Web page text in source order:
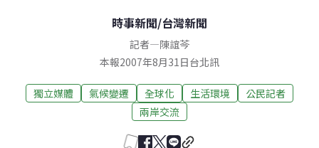
時事新聞/台灣新聞
記者—陳誼芩
本報2007年8月31日台北訊
獨立媒體 氣候變遷 全球化 生活環境
公民記者
兩岸交流